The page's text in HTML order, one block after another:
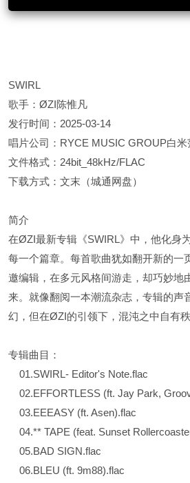
SWIRL
歌手：ØZI陈惟凡
发行时间：2025-03-14
唱片公司：RYCE MUSIC GROUP白米
文件格式：24bit_48kHz/FLAC
下载方式：文末（城通网盘）
简介
在ØZI最新专辑《SWIRL》中，他化身
每一个篇章。每首歌曲犹如翻开新的一
邀编辑，在多元风格间游走，却巧妙地
来。就像翻阅一本潮流杂志，专辑的声
幻，但在ØZI的引领下，混沌之中自有秩
专辑曲目：
01.SWIRL- Editor's Note.flac
02.EFFORTLESS (ft. Jay Park,
03.EEEASY (ft. Asen).flac
04.** TAPE (feat. Sunset
05.BAD SIGN.flac
06.BLEU (ft. 9m88).flac